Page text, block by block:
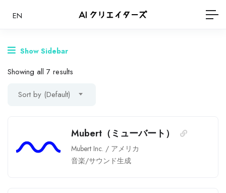
EN
Show Sidebar
Showing all 7 results
Sort by (Default)
Mubert（ミューバート）
Mubert Inc. / アメリカ
音楽/サウンド生成